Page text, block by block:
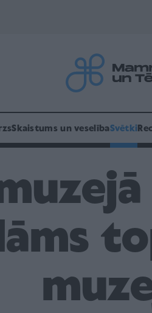
Skaistums un veselībaSvētki